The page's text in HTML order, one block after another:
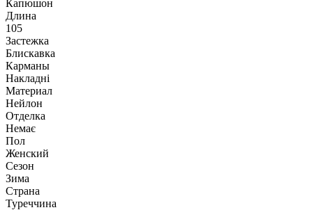
Капюшон
Длина
105
Застежка
Блискавка
Карманы
Накладні
Материал
Нейлон
Отделка
Немає
Пол
Женский
Сезон
Зима
Страна
Туреччина